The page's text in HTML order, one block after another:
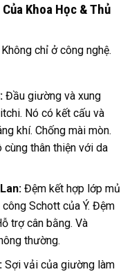
Khoa Học & Thủ
chỉ ở công nghệ.
Đầu giường và xung
Nó có kết cấu và
khí. Chống mài mòn.
cùng thân thiện với da
Đệm kết hợp lớp mủ
Schott của Ý. Đệm
trợ cân bằng. Và
thường.
Sợi vải của giường làm